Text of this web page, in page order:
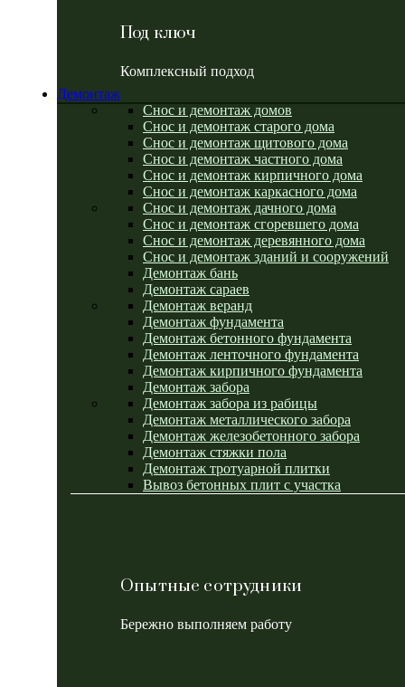
Под ключ
Комплексный подход
Демонтаж
Снос и демонтаж домов
Снос и демонтаж старого дома
Снос и демонтаж щитового дома
Снос и демонтаж частного дома
Снос и демонтаж кирпичного дома
Снос и демонтаж каркасного дома
Снос и демонтаж дачного дома
Снос и демонтаж сгоревшего дома
Снос и демонтаж деревянного дома
Снос и демонтаж зданий и сооружений
Демонтаж бань
Демонтаж сараев
Демонтаж веранд
Демонтаж фундамента
Демонтаж бетонного фундамента
Демонтаж ленточного фундамента
Демонтаж кирпичного фундамента
Демонтаж забора
Демонтаж забора из рабицы
Демонтаж металлического забора
Демонтаж железобетонного забора
Демонтаж стяжки пола
Демонтаж тротуарной плитки
Вывоз бетонных плит с участка
Опытные сотрудники
Бережно выполняем работу